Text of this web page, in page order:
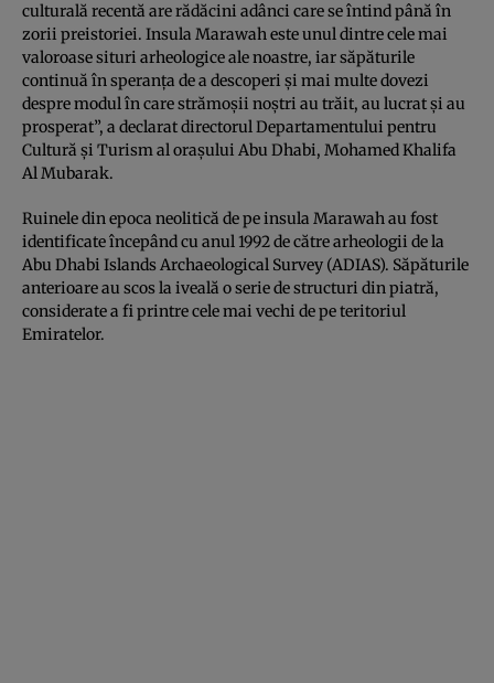
culturală recentă are rădăcini adânci care se întind până în
zorii preistoriei. Insula Marawah este unul dintre cele mai
valoroase situri arheologice ale noastre, iar săpăturile
continuă în speranţa de a descoperi şi mai multe dovezi
despre modul în care strămoşii noştri au trăit, au lucrat şi au
prosperat”, a declarat directorul Departamentului pentru
Cultură şi Turism al oraşului Abu Dhabi, Mohamed Khalifa
Al Mubarak.
Ruinele din epoca neolitică de pe insula Marawah au fost
identificate începând cu anul 1992 de către arheologii de la
Abu Dhabi Islands Archaeological Survey (ADIAS). Săpăturile
anterioare au scos la iveală o serie de structuri din piatră,
considerate a fi printre cele mai vechi de pe teritoriul
Emiratelor.